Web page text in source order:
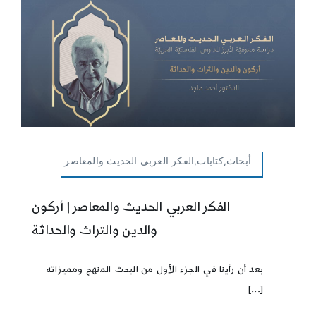
أبحاث,كتابات,الفكر العربي الحديث والمعاصر
الفكر العربي الحديث والمعاصر | أركون
والدين والتراث والحداثة
بعد أن رأينا في الجزء الأول من البحث المنهج ومميزاته
[...]